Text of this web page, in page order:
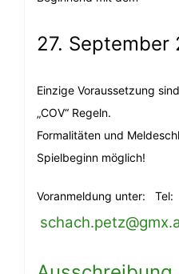
27. September
Einzige Voraussetzung
„COV“ Regeln.
Formalitäten und
Spielbeginn möglich!
Voranmeldung unter: